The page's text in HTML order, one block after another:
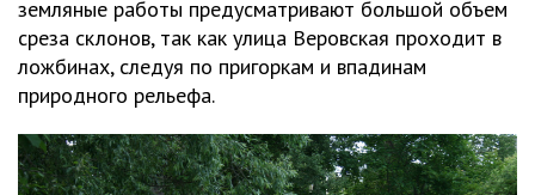
земляные работы предусматривают большой объем
среза склонов, так как улица Веровская проходит в
ложбинах, следуя по пригоркам и впадинам
природного рельефа.